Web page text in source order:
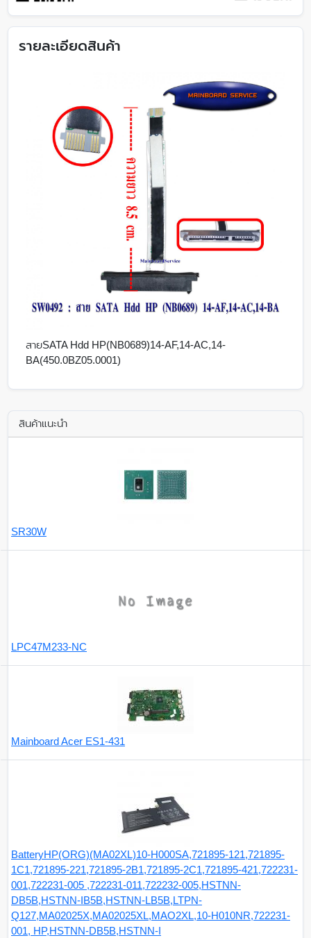
รายละเอียดสินค้า
สายSATA Hdd HP(NB0689)14-AF,14-AC,14-
BA(450.0BZ05.0001)
สินค้าแนะนำ
SR30W
LPC47M233-NC
Mainboard Acer ES1-431
BatteryHP(ORG)(MA02XL)10-H000SA,721895-121,721895-
1C1,721895-221,721895-2B1,721895-2C1,721895-421,722231-
001,722231-005 ,722231-011,722232-005,HSTNN-
DB5B,HSTNN-IB5B,HSTNN-LB5B,LTPN-
Q127,MA02025X,MA02025XL,MAO2XL,10-H010NR,722231-
001, HP,HSTNN-DB5B,HSTNN-I